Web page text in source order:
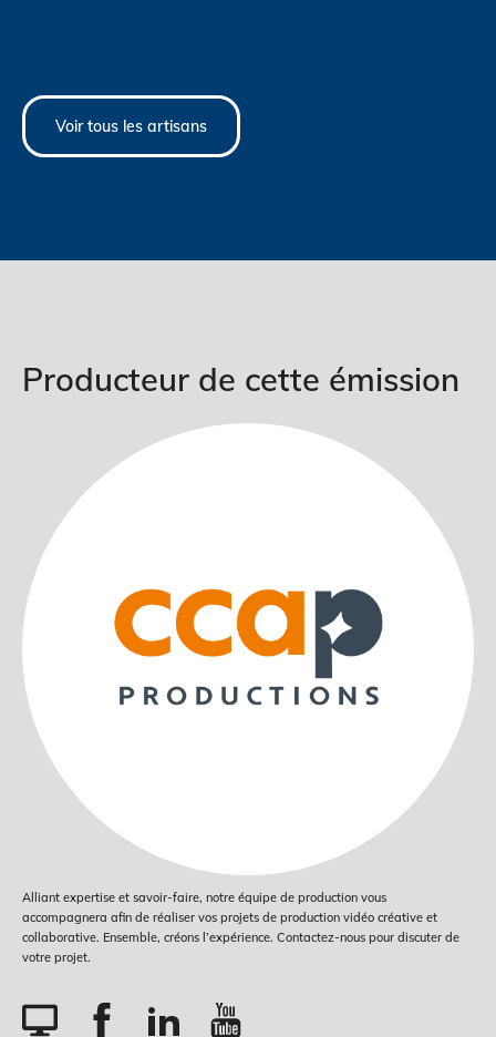
Voir tous les artisans
Producteur de cette émission
Alliant expertise et savoir-faire, notre équipe de production vous
accompagnera afin de réaliser vos projets de production vidéo créative et
collaborative. Ensemble, créons l’expérience. Contactez-nous pour discuter de
votre projet.